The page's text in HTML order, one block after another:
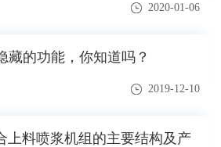
2020-01-06
藏的功能，你知道吗？
2019-12-10
上料喷浆机组的主要结构及产